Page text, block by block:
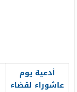
أدعية يوم
عاشوراء لقضاء